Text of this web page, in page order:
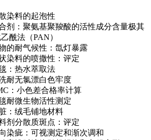
染料的起泡性
剂：聚氨基聚羧酸的活性成分含量极其
酰法（PAN）
的耐气候性：氙灯暴露
染料的喷撒性：评定
：热水萃取法
耐无氯漂白色牢度
：小色差合格率计算
耐微生物活性测定
：绒毛铺地材料
剂分散质斑点：评定
染疵：可视测定和渐次调和